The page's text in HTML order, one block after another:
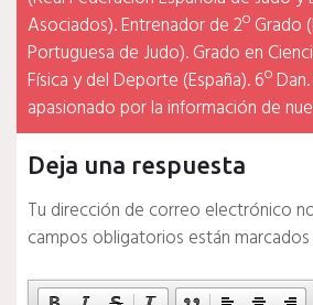
Asociados). Entrenador de 2º Grado
Portuguesa de Judo). Grado en
Física y del Deporte (España). 6º
apasionado por la información de
Deja una respuesta
Tu dirección de correo electrónico
campos obligatorios están